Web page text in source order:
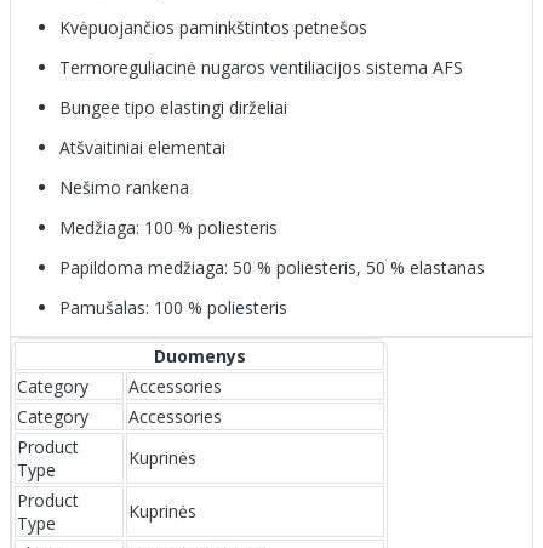
Kvėpuojančios paminkštintos petnešos
Termoreguliacinė nugaros ventiliacijos sistema AFS
Bungee tipo elastingi dirželiai
Atšvaitiniai elementai
Nešimo rankena
Medžiaga: 100 % poliesteris
Papildoma medžiaga: 50 % poliesteris, 50 % elastanas
Pamušalas: 100 % poliesteris
Duomenys
Category
Accessories
Category
Accessories
Product
Type
Kuprinės
Product
Type
Kuprinės